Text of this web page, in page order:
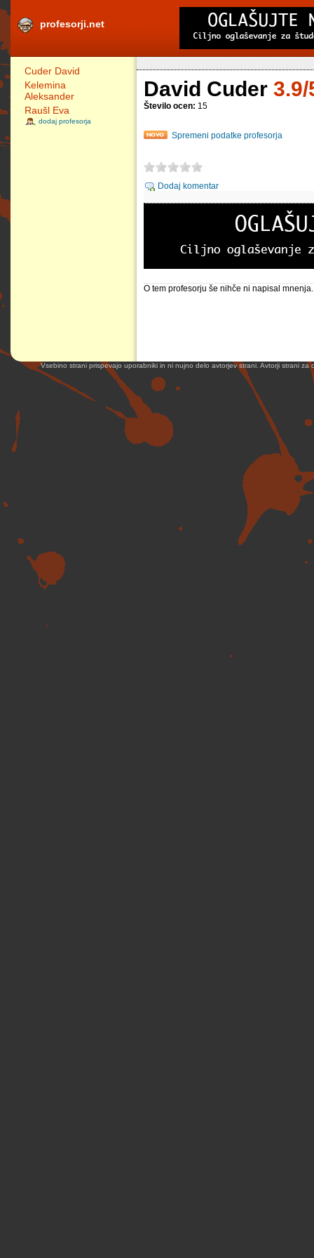
profesorji.net
Cuder David
Kelemina
Aleksander
Raušl Eva
dodaj profesorja
David Cuder 3.9/
Število ocen: 15
Spremeni podatke profesorja
Dodaj komentar
O tem profesorju še nihče ni napisal mnenja.
Vsebino strani prispevajo uporabniki in ni nujno delo avtorjev strani. Avtorji strani